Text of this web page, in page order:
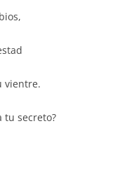
vientre.
tu secreto?